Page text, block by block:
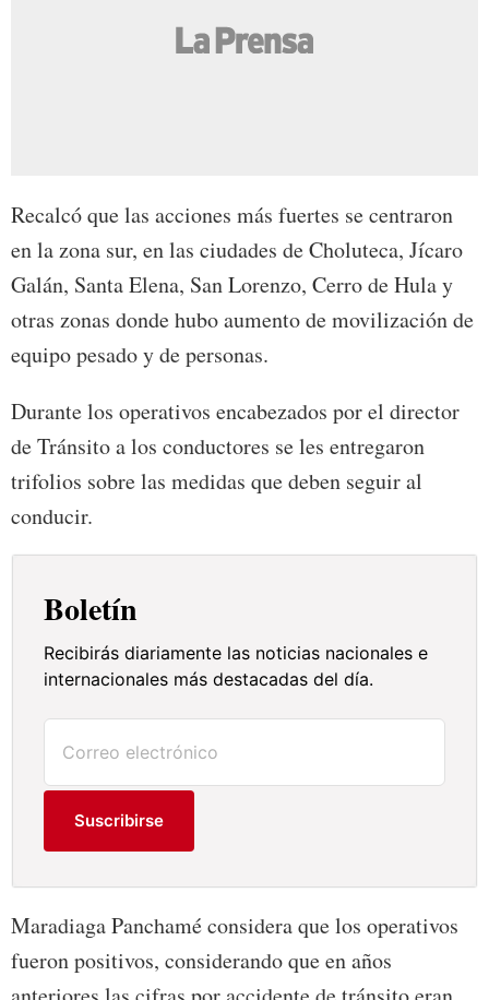
Recalcó que las acciones más fuertes se centraron
en la zona sur, en las ciudades de Choluteca, Jícaro
Galán, Santa Elena, San Lorenzo, Cerro de Hula y
otras zonas donde hubo aumento de movilización de
equipo pesado y de personas.
Durante los operativos encabezados por el director
de Tránsito a los conductores se les entregaron
trifolios sobre las medidas que deben seguir al
conducir.
Boletín
Recibirás diariamente las noticias nacionales e
internacionales más destacadas del día.
Suscribirse
Maradiaga Panchamé considera que los operativos
fueron positivos, considerando que en años